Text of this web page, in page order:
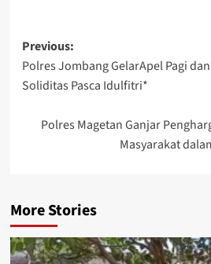
Post
navigation
Previous:
Polres Jombang GelarApel Pagi
Soliditas Pasca Idulfitri*
Polres Magetan Ganjar
Masyarakat
More Stories